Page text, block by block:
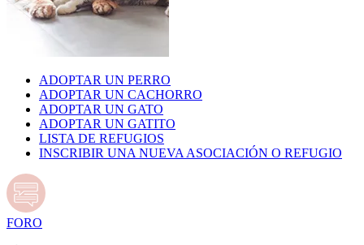
ADOPTAR UN PERRO
ADOPTAR UN CACHORRO
ADOPTAR UN GATO
ADOPTAR UN GATITO
LISTA DE REFUGIOS
INSCRIBIR UNA NUEVA ASOCIACIÓN O REFUGIO
FORO